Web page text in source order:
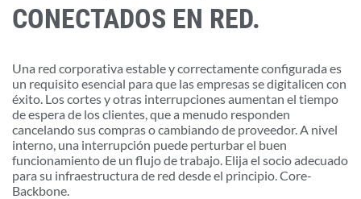
CONECTADOS EN RED.
Una red corporativa estable y correctamente configurada es
un requisito esencial para que las empresas se digitalicen con
éxito. Los cortes y otras interrupciones aumentan el tiempo
de espera de los clientes, que a menudo responden
cancelando sus compras o cambiando de proveedor. A nivel
interno, una interrupción puede perturbar el buen
funcionamiento de un flujo de trabajo. Elija el socio adecuado
para su infraestructura de red desde el principio. Core-
Backbone.